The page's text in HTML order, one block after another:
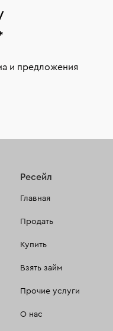
и предложения
Ресейл
Главная
Продать
Купить
Взять займ
Прочие услуги
О нас